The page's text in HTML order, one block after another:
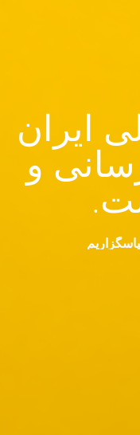
ایران
و